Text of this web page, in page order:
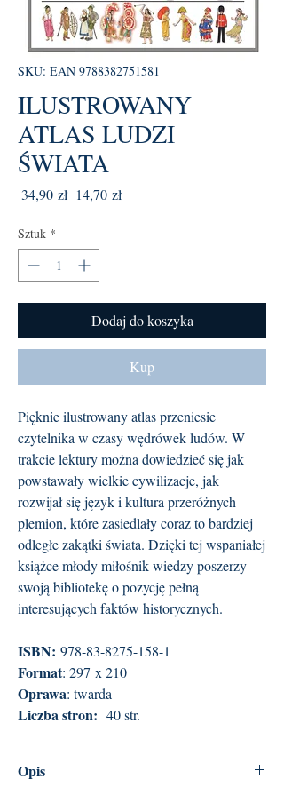
SKU: EAN 9788382751581
ILUSTROWANY
ATLAS LUDZI
ŚWIATA
34,90 zł Regularna
14,70 złCena
Sztuk *
Dodaj do koszyka
Kup
Pięknie ilustrowany atlas przeniesie
czytelnika w czasy wędrówek ludów. W
trakcie lektury można dowiedzieć się jak
powstawały wielkie cywilizacje, jak
rozwijał się język i kultura przeróżnych
plemion, które zasiedlały coraz to bardziej
odległe zakątki świata. Dzięki tej wspaniałej
książce młody miłośnik wiedzy poszerzy
swoją bibliotekę o pozycję pełną
interesujących faktów historycznych.
ISBN: 978-83-8275-158-1
Format: 297 x 210
Oprawa: twarda
Liczba stron: 40 str.
Opis